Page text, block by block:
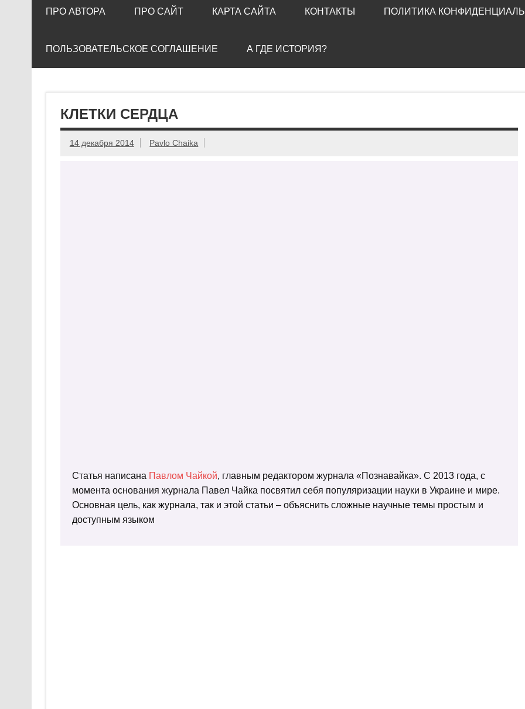
ПРО АВТОРА ПРО САЙТ КАРТА САЙТА КОНТАКТЫ ПОЛИТИКА
ПОЛЬЗОВАТЕЛЬСКОЕ СОГЛАШЕНИЕ А ГДЕ ИСТОРИЯ?
КЛЕТКИ СЕРДЦА
14 декабря 2014 Pavlo Chaika
Статья написана Павлом Чайкой, главным редактором журнала «Познавайка». С 2013 года, с
момента основания журнала Павел Чайка посвятил себя популяризации науки в Украине и мире.
Основная цель, как журнала, так и этой статьи – объяснить сложные научные темы простым и
доступным языком